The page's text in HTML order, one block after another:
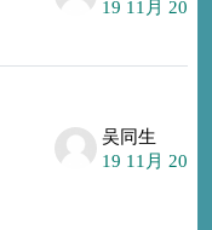
19 11月 2016
吴同生
19 11月 2016